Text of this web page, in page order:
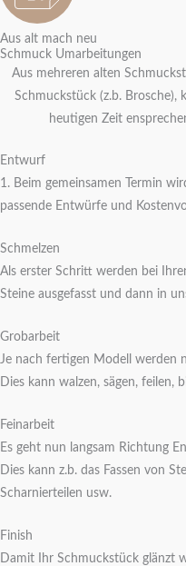
Aus alt mach neu
Schmuck Umarbeitungen
Aus mehreren alten
Schmuckstück (z.b.
heutigen Zeit
Entwurf
1. Beim gemeinsamen Termin
passende Entwürfe und
Schmelzen
Als erster Schritt werden bei
Steine ausgefasst und dann in
Grobarbeit
Je nach fertigen Modell werden
Dies kann walzen, sägen, feilen,
Feinarbeit
Es geht nun langsam Richtung
Dies kann z.b. das Fassen von
Scharnierteilen usw.
Finish
Damit Ihr Schmuckstück glänzt